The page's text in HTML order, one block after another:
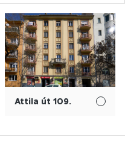
Attila út 109.